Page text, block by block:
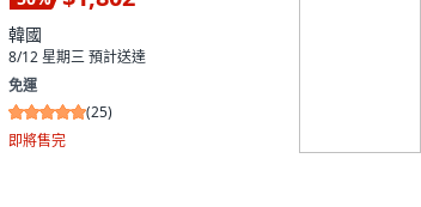
韓國
8/12 星期三預計送達
免運
(25)
即將售完